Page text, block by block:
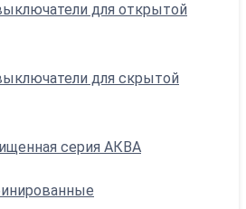
для открытой
для скрытой
серия АКВА